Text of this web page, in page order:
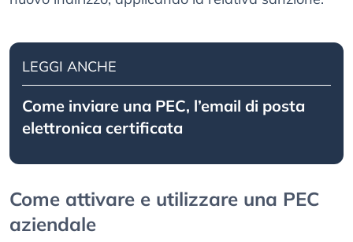
LEGGI ANCHE
Come inviare una PEC, l’email di posta
elettronica certificata
Come attivare e utilizzare una PEC
aziendale